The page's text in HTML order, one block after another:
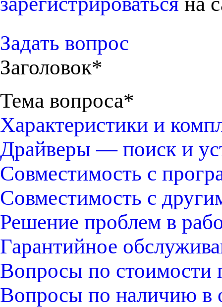
Задать вопрос
Заголовок*
Тема вопроса*
Характеристики и
Драйверы — поиск и
Совместимость с
Совместимость с
Решение проблем в
Гарантийное
Вопросы по стоимости
Вопросы по наличию в